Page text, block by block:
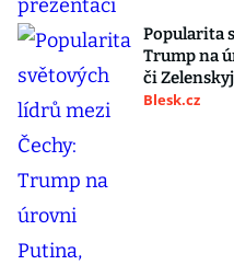
Popularita
Trump na
či Zelenskyj
Blesk.cz